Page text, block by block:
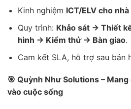
Kinh nghiệm ICT/ELV cho
Quy trình: Khảo sát → Thiết
hình → Kiểm thử → Bàn giao.
Cam kết SLA, hỗ trợ sau bán
🎯 Quỳnh Như Solutions –
vào cuộc sống